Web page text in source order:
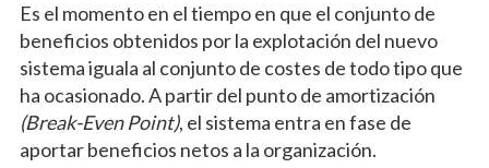
Es el momento en el tiempo en que el conjunto de
beneficios obtenidos por la explotación del nuevo
sistema iguala al conjunto de costes de todo tipo que
ha ocasionado. A partir del punto de amortización
(Break-Even Point), el sistema entra en fase de
aportar beneficios netos a la organización.